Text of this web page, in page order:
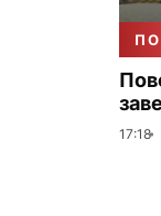
17:18